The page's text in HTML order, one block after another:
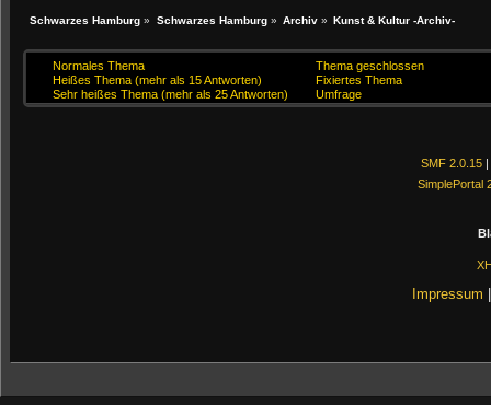
Schwarzes Hamburg » Schwarzes Hamburg» Archiv» Kunst & Kultur -Archiv-
Normales Thema
Heißes Thema (mehr als 15 Antworten)
Sehr heißes Thema (mehr als 25 Antworten)
Thema geschlossen
Fixiertes Thema
Umfrage
SMF 2.0.15|
SimplePortal
Impressum